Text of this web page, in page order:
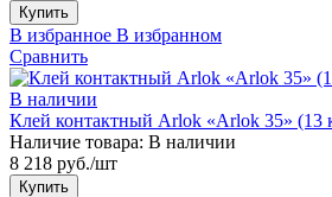
Купить
В избранное В избранном
Сравнить
В наличии
Клей контактный Arlok «Arlok 35» (13
Наличие товара: В наличии
8 218 руб./шт
Купить